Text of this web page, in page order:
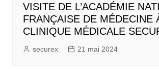
VISITE DE L’ACADÉMIE
FRANÇAISE DE MÉDECINE
CLINIQUE MÉDICALE
securex 21 mai 2024